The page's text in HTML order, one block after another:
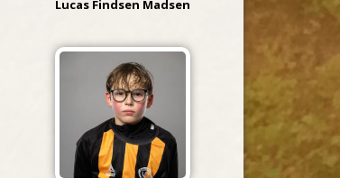
Lucas Findsen Madsen